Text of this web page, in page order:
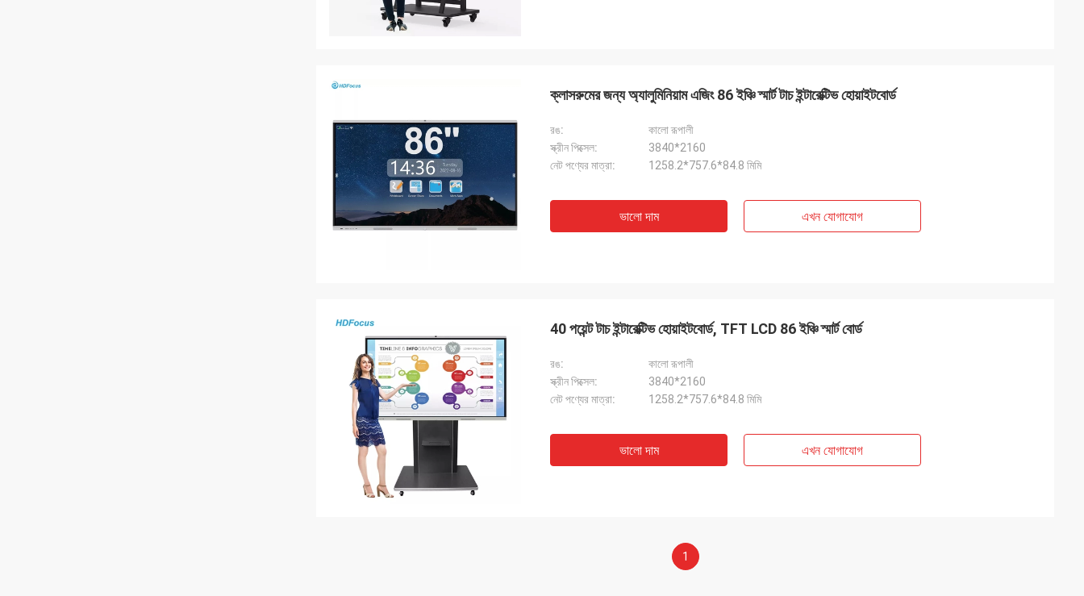
ক্লাসরুমের জন্য অ্যালুমিনিয়াম এজিং 86 ইঞ্চি স্মার্ট টাচ ইন্টারেক্টিভ হোয়াইটবোর্ড
রঙ:
কালো রূপালী
স্ক্রীন পিক্সেল:
3840*2160
নেট পণ্যের মাত্রা:
1258.2*757.6*84.8 মিমি
ভালো দাম এখন যোগাযোগ
40 পয়েন্ট টাচ ইন্টারেক্টিভ হোয়াইটবোর্ড, TFT LCD 86 ইঞ্চি স্মার্ট বোর্ড
রঙ:
কালো রূপালী
স্ক্রীন পিক্সেল:
3840*2160
নেট পণ্যের মাত্রা:
1258.2*757.6*84.8 মিমি
ভালো দাম এখন যোগাযোগ
1